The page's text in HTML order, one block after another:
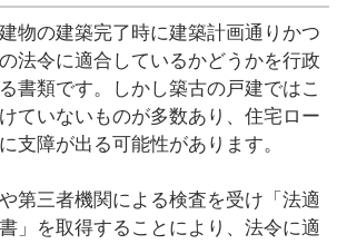
物の建築完了時に建築計画通りかつ
法令に適合しているかどうかを行政
書類です。しかし築古の戸建ではこ
ていないものが多数あり、住宅ロー
支障が出る可能性があります。
第三者機関による検査を受け「法適
」を取得することにより、法令に適